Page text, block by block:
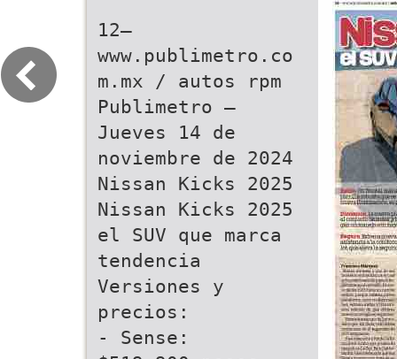
12—
www.publimetro.co
m.mx / autos rpm
Publimetro —
Jueves 14 de
noviembre de 2024
Nissan Kicks 2025
Nissan Kicks 2025
el SUV que marca
tendencia
Versiones y
precios:
- Sense: